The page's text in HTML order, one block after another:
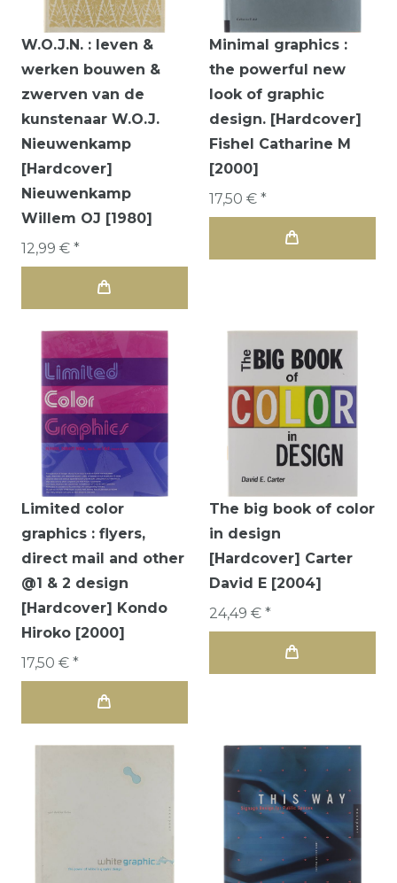
W.O.J.N. : leven &
werken bouwen &
zwerven van de
kunstenaar W.O.J.
Nieuwenkamp
[Hardcover]
Nieuwenkamp
Willem OJ [1980]
12,99 € *
Minimal graphics :
the powerful new
look of graphic
design. [Hardcover]
Fishel Catharine M
[2000]
17,50 € *
Limited color
graphics : flyers,
direct mail and other
@1 & 2 design
[Hardcover] Kondo
Hiroko [2000]
17,50 € *
The big book of color
in design
[Hardcover] Carter
David E [2004]
24,49 € *